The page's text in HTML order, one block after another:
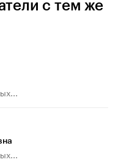
с тем же